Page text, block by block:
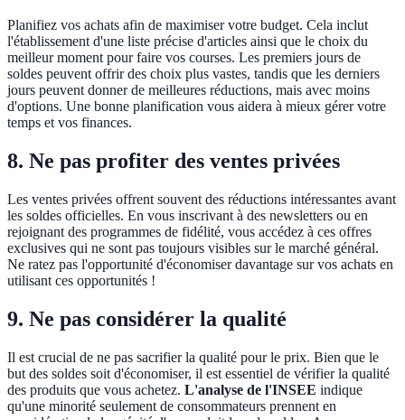
Planifiez vos achats afin de maximiser votre budget. Cela inclut
l'établissement d'une liste précise d'articles ainsi que le choix du
meilleur moment pour faire vos courses. Les premiers jours de
soldes peuvent offrir des choix plus vastes, tandis que les derniers
jours peuvent donner de meilleures réductions, mais avec moins
d'options. Une bonne planification vous aidera à mieux gérer votre
temps et vos finances.
8. Ne pas profiter des ventes privées
Les ventes privées offrent souvent des réductions intéressantes avant
les soldes officielles. En vous inscrivant à des newsletters ou en
rejoignant des programmes de fidélité, vous accédez à ces offres
exclusives qui ne sont pas toujours visibles sur le marché général.
Ne ratez pas l'opportunité d'économiser davantage sur vos achats en
utilisant ces opportunités !
9. Ne pas considérer la qualité
Il est crucial de ne pas sacrifier la qualité pour le prix. Bien que le
but des soldes soit d'économiser, il est essentiel de vérifier la qualité
des produits que vous achetez. L'analyse de l'INSEE indique
qu'une minorité seulement de consommateurs prennent en